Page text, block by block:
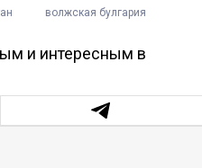
волжская булгария
и интересным в